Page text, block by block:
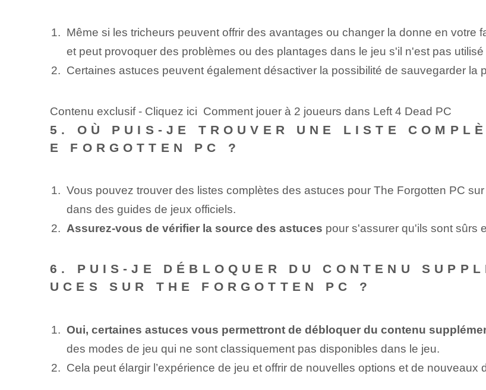
Même si les tricheurs peuvent offrir des avantages ou changer la donne en votre
et peut provoquer des problèmes ou des plantages dans le jeu s'il n'est pas
Certaines astuces peuvent également désactiver la possibilité de sauvegarder la
Contenu exclusif - Cliquez ici Comment jouer à 2 joueurs dans Left 4 Dead PC
5. OÙ PUIS-JE TROUVER UNE LISTE
E FORGOTTEN PC ?
Vous pouvez trouver des listes complètes des astuces pour The Forgotten PC
dans des guides de jeux officiels.
Assurez-vous de vérifier la source des astuces pour s'assurer qu'ils sont sûrs
6. PUIS-JE DÉBLOQUER DU CONTENU
UCES SUR THE FORGOTTEN PC ?
Oui, certaines astuces vous permettront de débloquer du contenu
des modes de jeu qui ne sont classiquement pas disponibles dans le jeu.
Cela peut élargir l’expérience de jeu et offrir de nouvelles options et de nouveaux